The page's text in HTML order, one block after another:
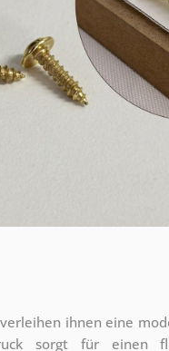
ihnen eine
sorgt für einen